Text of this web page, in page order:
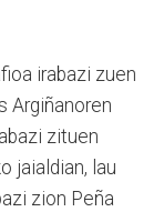
irabazi zuen
Argiñanoren
zituen
jaialdian, lau
zion Peña